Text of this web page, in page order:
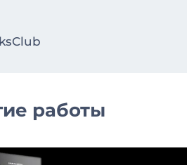
работы